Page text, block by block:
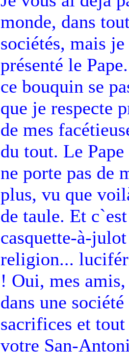
monde, dans
sociétés, mais
présenté le
ce bouquin se
que je respecte
de mes
du tout. Le
ne porte pas de
plus, vu que
de taule. Et
casquette-à-
religion...
! Oui, mes
dans une
sacrifices et
votre San-